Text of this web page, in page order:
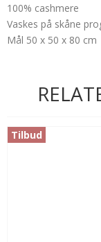
100% cashmere
Vaskes på skåne
Mål 50 x 50 x 80 cm
Tilbud